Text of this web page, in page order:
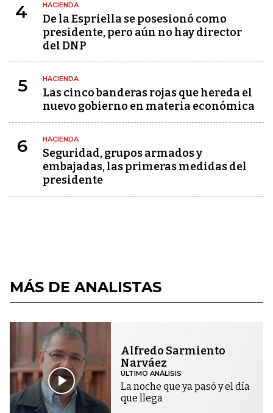
4 HACIENDA
De la Espriella se posesionó como
presidente, pero aún no hay director
del DNP
5 HACIENDA
Las cinco banderas rojas que hereda el
nuevo gobierno en materia económica
6 HACIENDA
Seguridad, grupos armados y
embajadas, las primeras medidas del
presidente
MÁS DE ANALISTAS
Alfredo Sarmiento
Narváez
ÚLTIMO ANÁLISIS
La noche que ya pasó y el día
que llega